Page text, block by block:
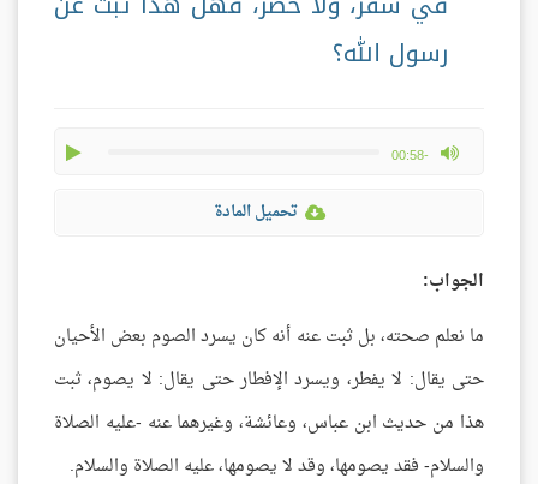
رسول الله؟
-00:58
max volume
تحميل المادة
الجواب:
ما نعلم صحته، بل ثبت عنه أنه كان يسرد الصوم بعض الأحيان
حتى يقال: لا يفطر، ويسرد الإفطار حتى يقال: لا يصوم، ثبت
هذا من حديث ابن عباس، وعائشة، وغيرهما عنه -عليه الصلاة
والسلام- فقد يصومها، وقد لا يصومها، عليه الصلاة والسلام.